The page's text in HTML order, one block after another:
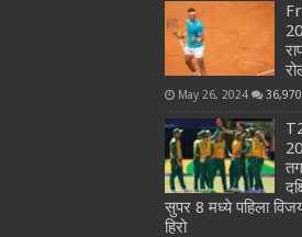
May 26, 2024 36,970
सुपर 8 मध्ये पहिला
हिरो